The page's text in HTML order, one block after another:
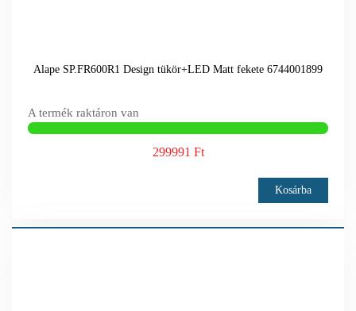
Alape SP.FR600R1 Design tükör+LED Matt fekete 6744001899
A termék raktáron van
299991 Ft
Kosárba